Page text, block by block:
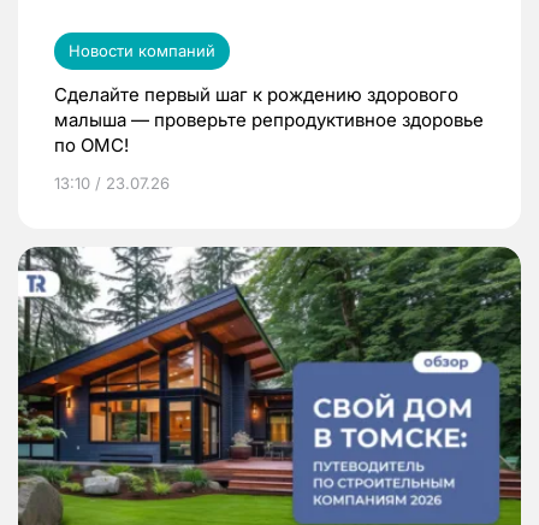
Новости компаний
Сделайте первый шаг к рождению здорового
малыша — проверьте репродуктивное здоровье
по ОМС!
13:10 / 23.07.26